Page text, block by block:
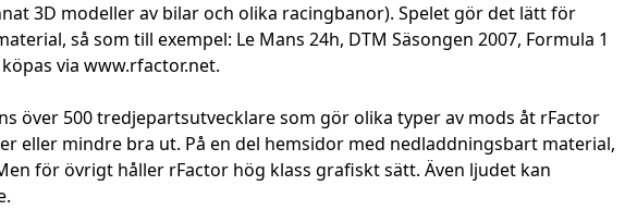
3D modeller av bilar och olika racingbanor). Spelet gör det lätt för
så som till exempel: Le Mans 24h, DTM Säsongen 2007, Formula 1
via www.rfactor.net.
över 500 tredjepartsutvecklare som gör olika typer av mods åt rFactor
eller mindre bra ut. På en del hemsidor med nedladdningsbart material,
för övrigt håller rFactor hög klass grafiskt sätt. Även ljudet kan